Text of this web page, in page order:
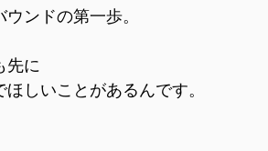
ンドの第一歩。
先に
しいことがあるんです。